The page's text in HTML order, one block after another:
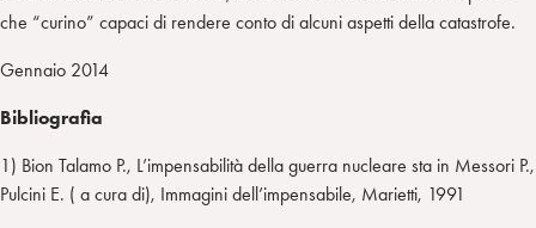
che “curino” capaci di rendere conto di alcuni aspetti della catastrofe.
Gennaio 2014
Bibliografia
1) Bion Talamo P., L’impensabilità della guerra nucleare sta in Messori P.,
Pulcini E. ( a cura di), Immagini dell’impensabile, Marietti, 1991